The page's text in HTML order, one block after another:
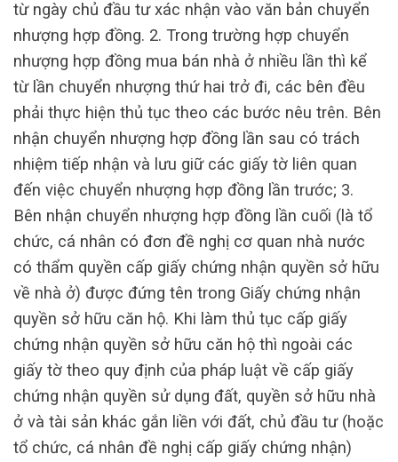
từ ngày chủ đầu tư xác nhận vào văn bản chuyển
nhượng hợp đồng. 2. Trong trường hợp chuyển
nhượng hợp đồng mua bán nhà ở nhiều lần thì kể
từ lần chuyển nhượng thứ hai trở đi, các bên đều
phải thực hiện thủ tục theo các bước nêu trên. Bên
nhận chuyển nhượng hợp đồng lần sau có trách
nhiệm tiếp nhận và lưu giữ các giấy tờ liên quan
đến việc chuyển nhượng hợp đồng lần trước; 3.
Bên nhận chuyển nhượng hợp đồng lần cuối (là tổ
chức, cá nhân có đơn đề nghị cơ quan nhà nước
có thẩm quyền cấp giấy chứng nhận quyền sở hữu
về nhà ở) được đứng tên trong Giấy chứng nhận
quyền sở hữu căn hộ. Khi làm thủ tục cấp giấy
chứng nhận quyền sở hữu căn hộ thì ngoài các
giấy tờ theo quy định của pháp luật về cấp giấy
chứng nhận quyền sử dụng đất, quyền sở hữu nhà
ở và tài sản khác gắn liền với đất, chủ đầu tư (hoặc
tổ chức, cá nhân đề nghị cấp giấy chứng nhận)